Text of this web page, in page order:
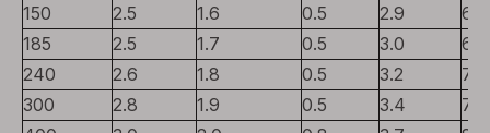
150
2.5 1.6 0.5 2.9
63
185
2.5 1.7 0.5 3.0
67
240
2.6 1.8 0.5 3.2
73
300
2.8 1.9 0.5 3.4
79